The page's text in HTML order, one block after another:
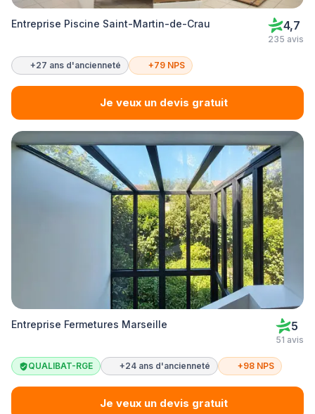
Entreprise Piscine Saint-Martin-de-Crau 4,7
235 avis
+27 ans d'ancienneté +79 NPS
Je veux un devis gratuit
Entreprise Fermetures Marseille 5
51 avis
QUALIBAT-RGE +24 ans d'ancienneté +98 NPS
Je veux un devis gratuit